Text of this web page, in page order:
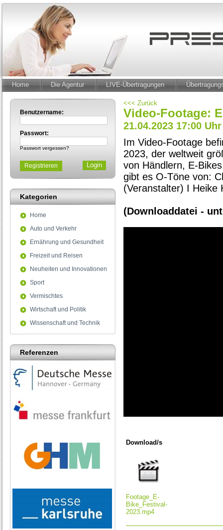
Home Die Agentur LIVE-Übertragungen
Benutzername:
Passwort:
Passwort vergessen?
Registrieren
Kategorien
Home
Auto und Verkehr
Ernährung und Gesundheit
Freizeit und Reisen
Neuheiten und Innovationen
Sport
Vermischtes
Wirtschaft und Politik
Wissenschaft und Technik
Referenzen
<<< Zurück
Video-Footage:
21.04.2023 17:00 Uhr
Im Video-Footage
2023, der weltweit
von Händlern, E-
gibt es O-Töne von:
(Veranstalter) I
(Downloaddatei -
0Download/s
Footage_E-
Bike_Festival-
2023.mp4